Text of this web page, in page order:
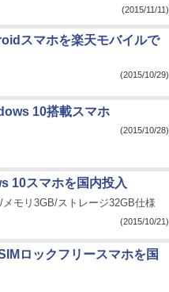
(2015/11/11)
スマホを楽天モバイルで
(2015/10/29)
10搭載スマホ
(2015/10/28)
10スマホを国内投入
モリ3GB/ストレージ32GB仕様
(2015/10/21)
ロックフリースマホを国